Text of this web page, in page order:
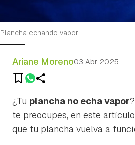
Plancha echando vapor
Ariane Moreno03 Abr 2025
¿Tu plancha no echa vapor
te preocupes, en este
que tu plancha vuelva a